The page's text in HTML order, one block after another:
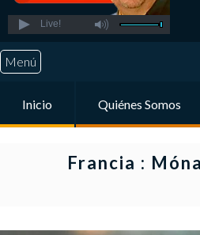
Live!
Menú
Inicio Quiénes Somos
Francia :